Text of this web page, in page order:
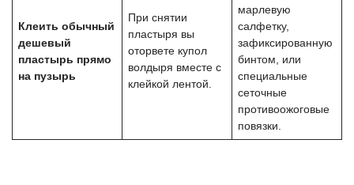
Клеить обычный
дешевый
пластырь прямо
на пузырь
При снятии
пластыря вы
оторвете купол
волдыря вместе с
клейкой лентой.
марлевую
салфетку,
зафиксированную
бинтом, или
специальные
сеточные
противоожоговые
повязки.